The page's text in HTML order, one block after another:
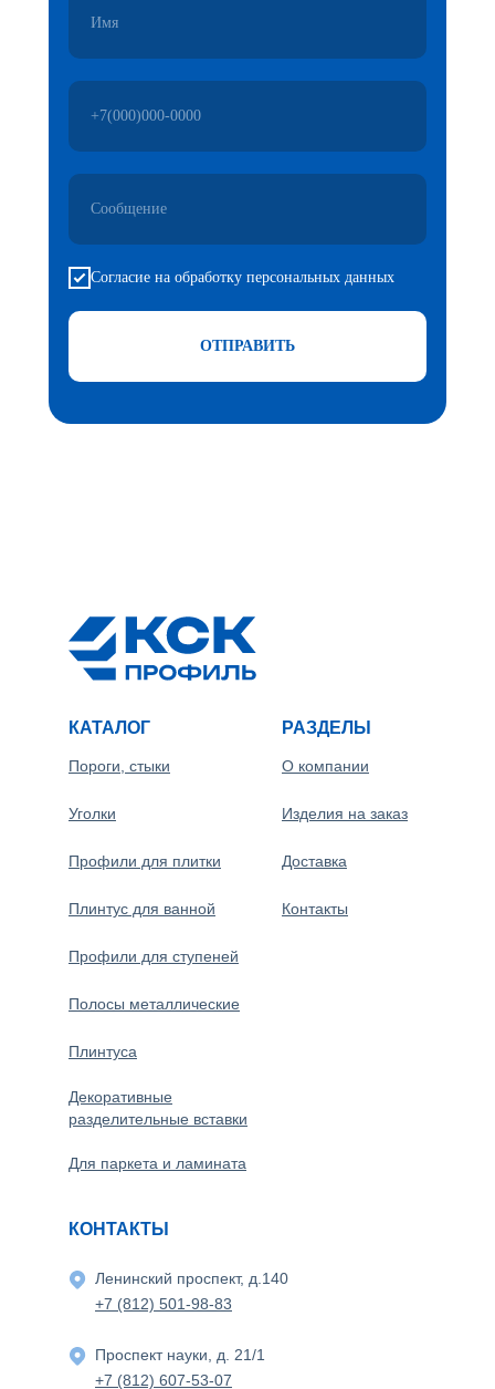
Согласие на обработку персональных данных
ОТПРАВИТЬ
РАЗДЕЛЫ
КОНТАКТЫ
КАТАЛОГ
Для паркета и ламината
Декоративные
разделительные вставки
Плинтуса
Полосы металлические
Контакты
Доставка
+7 (812) 607-53-07
Проспект науки, д. 21/1
Ленинский проспект, д.140
+7 (812) 501-98-83
О компании
Изделия на заказ
Уголки
Профили для плитки
Плинтус для ванной
Профили для ступеней
Пороги, стыки